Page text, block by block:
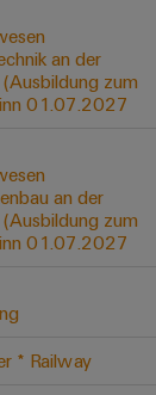
an der
zum
01.07.2027
an der
zum
01.07.2027
* Railway